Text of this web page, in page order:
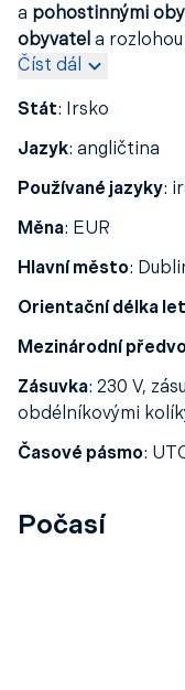
a pohostinnými
obyvatel a
mezi živými městy
součástí
republiky je pulsující
vodyAtlantského
které vytvářejí jeho
Číst dál
Stát: Irsko
Jazyk: angličtina
Používané jazyky:
Měna: EUR
Hlavní město:
Orientační délka
Mezinárodní
Zásuvka: 230 V,
obdélníkovými
Časové pásmo:
Počasí